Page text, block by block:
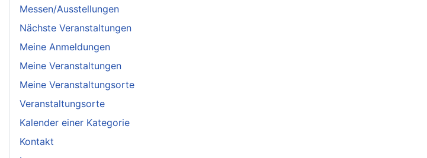
Messen/Ausstellungen
Nächste Veranstaltungen
Meine Anmeldungen
Meine Veranstaltungen
Meine Veranstaltungsorte
Veranstaltungsorte
Kalender einer Kategorie
Kontakt